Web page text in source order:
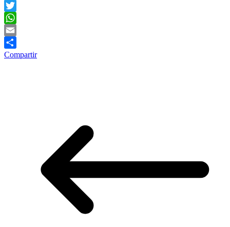
Facebook
Twitter
WhatsApp
Email
Compartir